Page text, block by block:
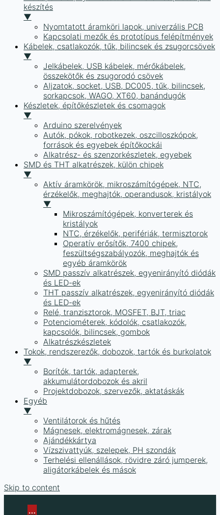
készítés
▼
Nyomtatott áramköri lapok, univerzális PCB
Kapcsolati mezők és prototípus felépítmények
Kábelek, csatlakozók, tűk, bilincsek és zsugorcsövek
▼
Jelkábelek, USB kábelek, mérőkábelek,
összekötők és zsugorodó csövek
Aljzatok, socket, USB, DC005, tűk, bilincsek,
sorkapcsok, WAGO, XT60, banándugók
Készletek, építőkészletek és csomagok
▼
Arduino szerelvények
Autók, pókok, robotkezek, oszcilloszkópok,
források és egyebek építőkockái
Alkatrész- és szenzorkészletek, egyebek
SMD és THT alkatrészek, külön chipek
▼
Aktív áramkörök, mikroszámítógépek, NTC,
érzékelők, meghajtók, operandusok, kristályok
▼
Mikroszámítógépek, konverterek és
kristályok
NTC, érzékelők, perifériák, termisztorok
Operatív erősítők, 7400 chipek,
feszültségszabályozók, meghajtók és
egyéb áramkörök
SMD passzív alkatrészek, egyenirányító diódák
és LED-ek
THT passzív alkatrészek, egyenirányító diódák
és LED-ek
Relé, tranzisztorok, MOSFET, BJT, triac
Potenciométerek, kódolók, csatlakozók,
kapcsolók, bilincsek, gombok
Alkatrészkészletek
Tokok, rendszerezők, dobozok, tartók és burkolatok
▼
Borítók, tartók, adapterek,
akkumulátordobozok és akril
Projektdobozok, szervezők, aktatáskák
Egyéb
▼
Ventilátorok és hűtés
Mágnesek, elektromágnesek, zárak
Ajándékkártya
Vízszivattyúk, szelepek, PH szondák
Terhelési ellenállások, rövidre záró jumperek,
aligátorkábelek és mások
Skip to content
...